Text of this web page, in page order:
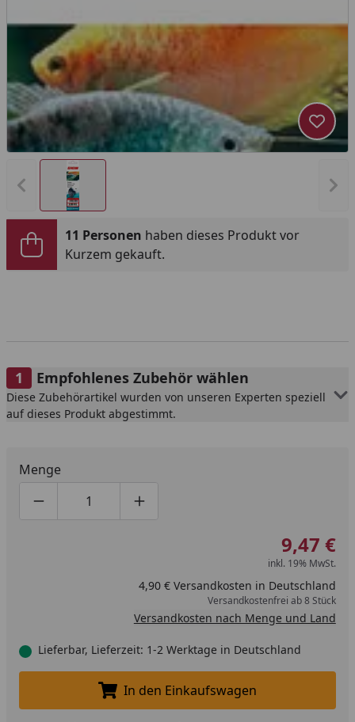
Vorheriges Bild anzeigen
11 Personen haben dieses Produkt vor
Kurzem gekauft.
Empfohlenes Zubehör wählen
Diese Zubehörartikel wurden von unseren Experten speziell
auf dieses Produkt abgestimmt.
Menge
Produktmenge um eins verringern
Produktmenge manuell eingeben
Produktmenge um eins erhöhen
9,47 €
inkl. 19% MwSt.
4,90 € Versandkosten in Deutschland
Versandkostenfrei ab 8 Stück
Versandkosten nach Menge und Land
Lieferbar, Lieferzeit: 1-2 Werktage in Deutschland
In den Einkaufswagen legen
In den Einkaufswagen